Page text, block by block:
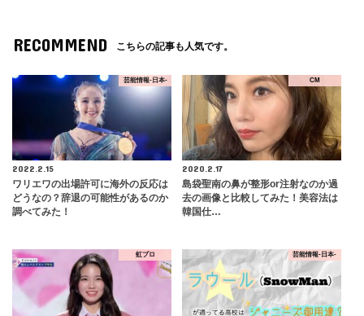
RECOMMEND こちらの記事も人気です。
芸能情報-日本-
2022.2.15
ワリエワの出場許可に海外の反応は
どうなの？辞退の可能性があるのか
調べてみた！
CM
2020.2.17
島袋聖南の鼻が整形or注射なのか過
去の画像と比較してみた！美容法は
韓国仕…
虹プロ 芸能情報-日本-